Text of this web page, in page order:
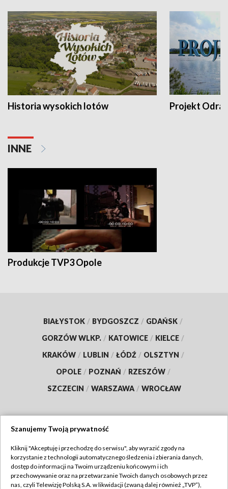
Historia wysokich lotów Projekt Odra
INNE
Produkcje TVP3 Opole
BIAŁYSTOK / BYDGOSZCZ / GDAŃSK /
GORZÓW WLKP. / KATOWICE / KIELCE /
KRAKÓW / LUBLIN / ŁÓDŹ / OLSZTYN /
OPOLE / POZNAŃ / RZESZÓW /
SZCZECIN / WARSZAWA / WROCŁAW
TVP
Abonament TVP
Regulamin TVP
Szanujemy Twoją prywatność
Kliknij "Akceptuję i przechodzę do serwisu", aby wyrazić zgody na
korzystanie z technologii automatycznego śledzenia i zbierania danych,
dostęp do informacji na Twoim urządzeniu końcowym i ich
przechowywanie oraz na przetwarzanie Twoich danych osobowych przez
nas, czyli Telewizję Polską S.A. w likwidacji (zwaną dalej również „TVP”),